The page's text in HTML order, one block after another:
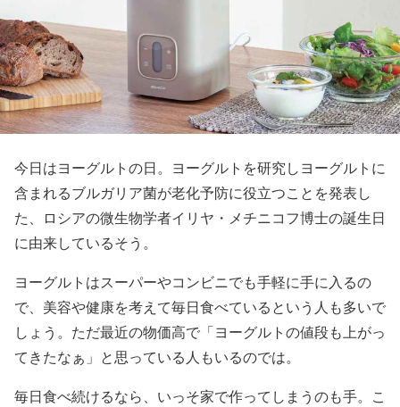
今日はヨーグルトの日。ヨーグルトを研究しヨーグルトに
含まれるブルガリア菌が老化予防に役立つことを発表し
た、ロシアの微生物学者イリヤ・メチニコフ博士の誕生日
に由来しているそう。
ヨーグルトはスーパーやコンビニでも手軽に手に入るの
で、美容や健康を考えて毎日食べているという人も多いで
しょう。ただ最近の物価高で「ヨーグルトの値段も上がっ
てきたなぁ」と思っている人もいるのでは。
毎日食べ続けるなら、いっそ家で作ってしまうのも手。こ